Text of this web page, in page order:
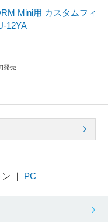
Mini用 カスタムフィ
12YA
発売
｜ PC